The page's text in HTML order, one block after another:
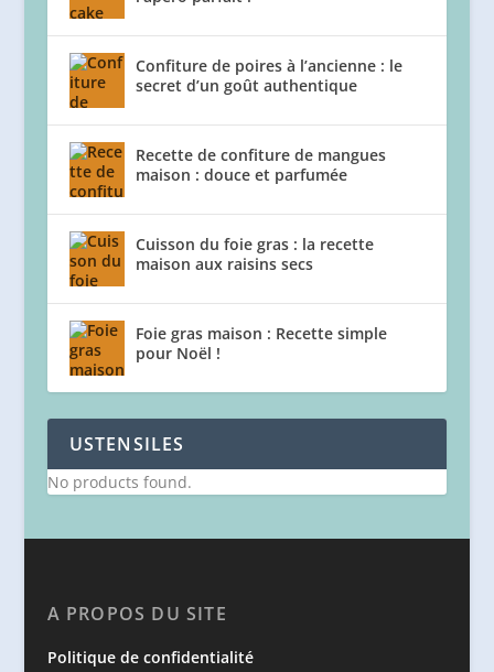
Confiture de poires à l’ancienne : le
secret d’un goût authentique
Recette de confiture de mangues
maison : douce et parfumée
Cuisson du foie gras : la recette
maison aux raisins secs
Foie gras maison : Recette simple
pour Noël !
USTENSILES
No products found.
A PROPOS DU SITE
Politique de confidentialité